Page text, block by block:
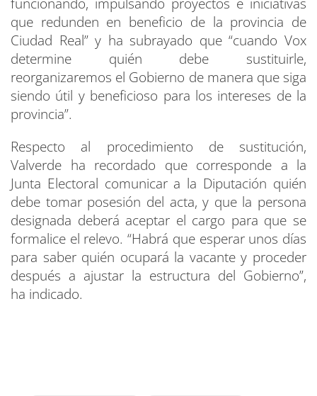
que redunden en beneficio de la provincia de
Ciudad Real” y ha subrayado que “cuando Vox
determine quién debe sustituirle,
reorganizaremos el Gobierno de manera que siga
siendo útil y beneficioso para los intereses de la
provincia”.
Respecto al procedimiento de sustitución,
Valverde ha recordado que corresponde a la
Junta Electoral comunicar a la Diputación quién
debe tomar posesión del acta, y que la persona
designada deberá aceptar el cargo para que se
formalice el relevo. “Habrá que esperar unos días
para saber quién ocupará la vacante y proceder
después a ajustar la estructura del Gobierno”,
ha indicado.